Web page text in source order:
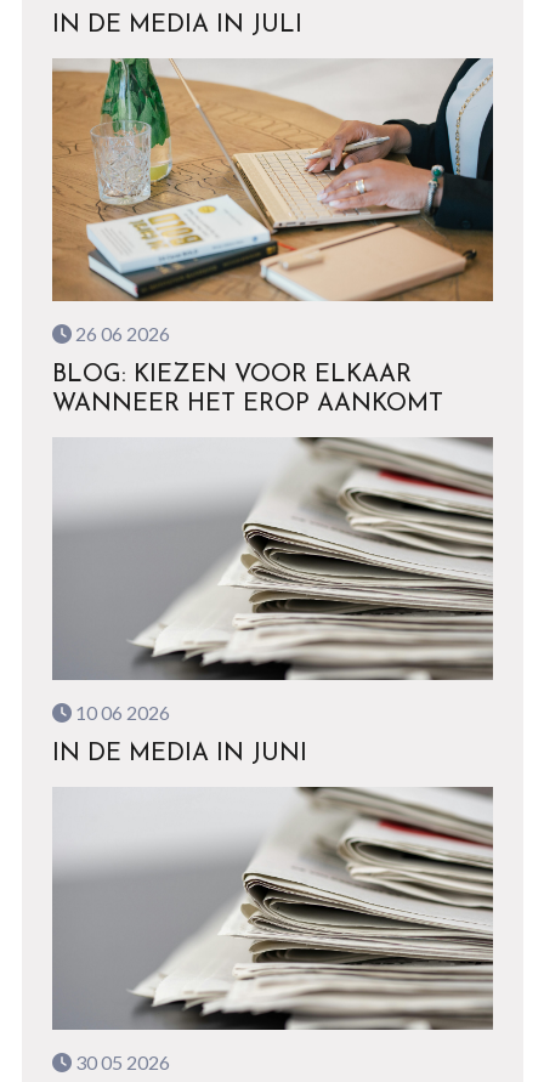
IN DE MEDIA IN JULI
26 06 2026
BLOG: KIEZEN VOOR ELKAAR
WANNEER HET EROP AANKOMT
10 06 2026
IN DE MEDIA IN JUNI
30 05 2026